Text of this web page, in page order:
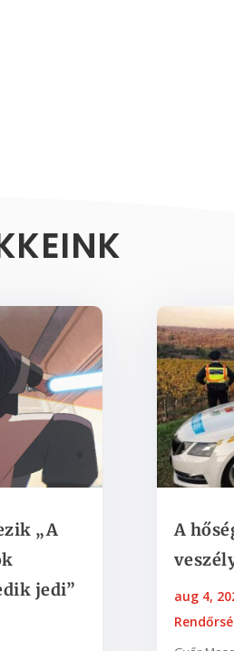
„A
jedi”
A
aug 4,